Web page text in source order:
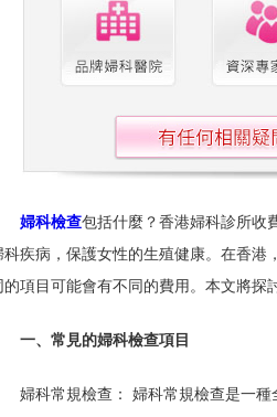
婦科檢查包括什麼？香港婦科診所收
科疾病，保護女性的生殖健康。在香港
的項目可能會有不同的費用。本文將探
一、常見的婦科檢查項目
婦科常規檢查： 婦科常規檢查是一